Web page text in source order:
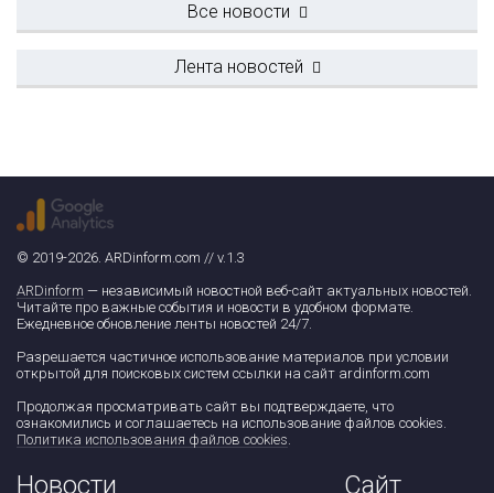
Все новости
Лента новостей
© 2019-2026. ARDinform.com // v.1.3
ARDinform — независимый новостной веб-сайт актуальных новостей.
Читайте про важные события и новости в удобном формате.
Ежедневное обновление ленты новостей 24/7.
Разрешается частичное использование материалов при условии
открытой для поисковых систем ссылки на сайт ardinform.com
Продолжая просматривать сайт вы подтверждаете, что
ознакомились и соглашаетесь на использование файлов cookies.
Политика использования файлов cookies.
Новости Сайт